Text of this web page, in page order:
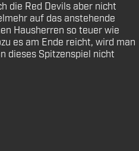
die Red Devils aber nicht
auf das anstehende
Hausherren so teuer wie
es am Ende reicht, wird man
dieses Spitzenspiel nicht